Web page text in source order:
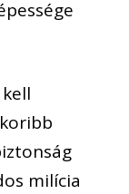
milícia